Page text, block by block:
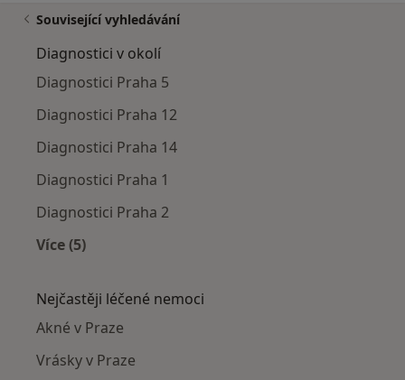
Související vyhledávání
Diagnostici v okolí
Diagnostici Praha 5
Diagnostici Praha 12
Diagnostici Praha 14
Diagnostici Praha 1
Diagnostici Praha 2
Více (5)
Nejčastěji léčené nemoci
Akné v Praze
Vrásky v Praze